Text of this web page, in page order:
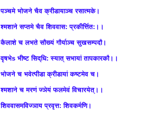
पञ्चमे भोजने चैव क्रीडायाञ्च रसात्मके।
श्मशाने सप्तमे चैव शिववास: प्रकीर्त्तित:।।
कैलाशे च लभते सौख्यं गौर्याञ्च सुखसम्पदौ।
वृषभेs भीष्ट सिद्धि: स्यात् सभायां तापकारकौ।।
भोजने च भवेत्पीडा क्रीडायां कष्टमेव च।
श्मशाने च मरणं ज्ञेयं फलमेवं विचारयेत्।।
शिववासमविज्ञाय प्रवृत्त: शिवकर्मणि।